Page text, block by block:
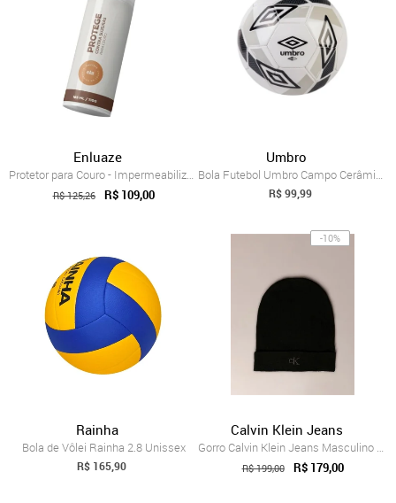
Enluaze
Protetor para Couro - Impermeabilizante spray
R$ 125,26 R$ 109,00
Umbro
Bola Futebol Umbro Campo Cerâmica 2.0 27...
R$ 99,99
Rainha
Bola de Vôlei Rainha 2.8 Unissex
R$ 165,90
-10%
Calvin Klein Jeans
Gorro Calvin Klein Jeans Masculino Borda...
R$ 199,00 R$ 179,00